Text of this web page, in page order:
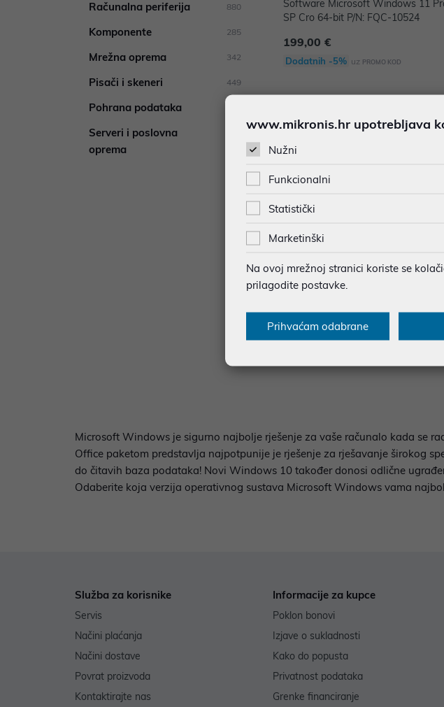
Računalna periferija 880
Komponente 285
Mrežna oprema 342
Pisači i skeneri 449
Pohrana podataka
Serveri i poslovna
oprema
Software Microsoft Windows 11
SP Cro 64-bit P/N: FQC-10524
199,00 €
Dodatnih -5% uz PROMO KOD
Software Microsoft Windows 11 Pro
199,00 €
Microsoft Windows je sigurno najbolje rješenje za vaše računalo kada se
Office paketom predstavlja najpotpunije je rješenje za rješavanje širokog
do čitavih baza podataka! Novi Windows 10 također donosi odlične
Odaberite koja verzija operativnog sustava Microsoft Windows vama
Služba za korisnike
Servis
Načini plaćanja
Načini dostave
Povrat proizvoda
Kontaktirajte nas
Informacije za kupce
Poklon bonovi
Izjave o sukladnosti
Kako do popusta
Privatnost podataka
Grenke financiranje
www.mikronis.hr upotrebljava
Nužni
Funkcionalni
Statistički
Marketinški
Na ovoj mrežnoj stranici koriste se
prilagodite postavke.
Prihvaćam odabrane